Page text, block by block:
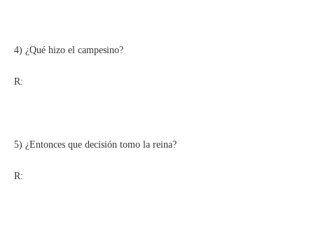
4) ¿Qué hizo el campesino?
R:
5) ¿Entonces que decisión tomo la reina?
R: